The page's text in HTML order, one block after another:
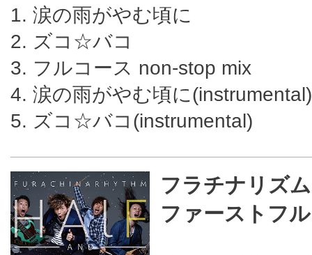
1. 涙の雨がやむ頃に
2. ズコ☆バコ
3. フルコース non-stop mix
4. 涙の雨がやむ頃に(instrumental)
5. ズコ☆バコ(instrumental)
フラチナリズム
ファーストフ